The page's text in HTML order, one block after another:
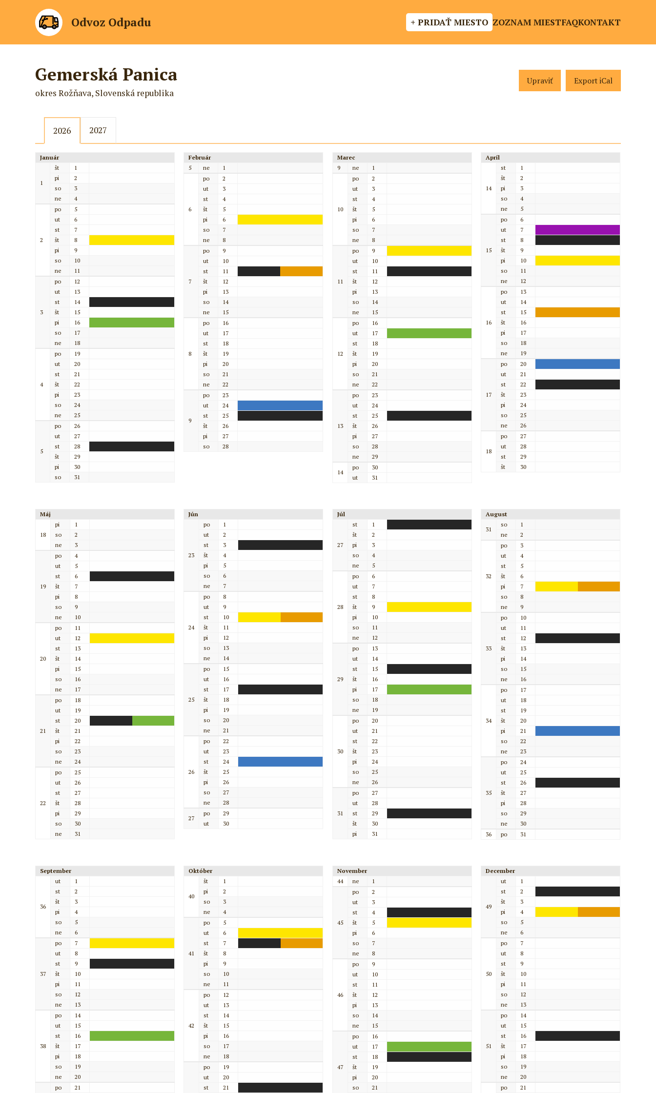
Odvoz Odpadu + PRIDAŤ MIESTO ZOZNAM MIESTFAQKONTAKT
Gemerská Panica
okres Rožňava, Slovenská republika
Upraviť Export iCal
2026 2027
Január
1
št
1
pi
2
so
3
ne
4
2
po
5
ut
6
st
7
št
8
pi
9
so
10
ne
11
3
po
12
ut
13
st
14
št
15
pi
16
so
17
ne
18
4
po
19
ut
20
st
21
št
22
pi
23
so
24
ne
25
5
po
26
ut
27
st
28
št
29
pi
30
so
31
Február
5
ne 1
6
po
2
ut
3
st
4
št
5
pi
6
so
7
ne
8
7
po
9
ut
10
st
11
št
12
pi
13
so
14
ne
15
8
po
16
ut
17
st
18
št
19
pi
20
so
21
ne
22
9
po
23
ut
24
st
25
št
26
pi
27
so
28
Marec
9
ne 1
10
po
2
ut
3
st
4
št
5
pi
6
so
7
ne
8
11
po
9
ut
10
st
11
št
12
pi
13
so
14
ne
15
12
po
16
ut
17
st
18
št
19
pi
20
so
21
ne
22
13
po
23
ut
24
st
25
št
26
pi
27
so
28
ne
29
14
po
30
ut
31
Apríl
14
st
1
št
2
pi
3
so
4
ne
5
15
po
6
ut
7
st
8
št
9
pi
10
so
11
ne
12
16
po
13
ut
14
st
15
št
16
pi
17
so
18
ne
19
17
po
20
ut
21
st
22
št
23
pi
24
so
25
ne
26
18
po
27
ut
28
st
29
št
30
Máj
18
pi
1
so
2
ne
3
19
po
4
ut
5
st
6
št
7
pi
8
so
9
ne
10
20
po
11
ut
12
st
13
št
14
pi
15
so
16
ne
17
21
po
18
ut
19
st
20
št
21
pi
22
so
23
ne
24
22
po
25
ut
26
st
27
št
28
pi
29
so
30
ne
31
Jún
23
po
1
ut
2
st
3
št
4
pi
5
so
6
ne
7
24
po
8
ut
9
st
10
št
11
pi
12
so
13
ne
14
25
po
15
ut
16
st
17
št
18
pi
19
so
20
ne
21
26
po
22
ut
23
st
24
št
25
pi
26
so
27
ne
28
27
po
29
ut
30
Júl
27
st
1
št
2
pi
3
so
4
ne
5
28
po
6
ut
7
st
8
št
9
pi
10
so
11
ne
12
29
po
13
ut
14
st
15
št
16
pi
17
so
18
ne
19
30
po
20
ut
21
st
22
št
23
pi
24
so
25
ne
26
31
po
27
ut
28
st
29
št
30
pi
31
August
31
so
1
ne
2
32
po
3
ut
4
st
5
št
6
pi
7
so
8
ne
9
33
po
10
ut
11
st
12
št
13
pi
14
so
15
ne
16
34
po
17
ut
18
st
19
št
20
pi
21
so
22
ne
23
35
po
24
ut
25
st
26
št
27
pi
28
so
29
ne
30
36
po 31
September
36
ut
1
st
2
št
3
pi
4
so
5
ne
6
37
po
7
ut
8
st
9
št
10
pi
11
so
12
ne
13
38
po
14
ut
15
st
16
št
17
pi
18
so
19
ne
20
po
21
Október
40
št
1
pi
2
so
3
ne
4
41
po
5
ut
6
st
7
št
8
pi
9
so
10
ne
11
42
po
12
ut
13
st
14
št
15
pi
16
so
17
ne
18
po
19
ut
20
st
21
November
44
ne 1
45
po
2
ut
3
st
4
št
5
pi
6
so
7
ne
8
46
po
9
ut
10
st
11
št
12
pi
13
so
14
ne
15
47
po
16
ut
17
st
18
št
19
pi
20
so
21
December
49
ut
1
st
2
št
3
pi
4
so
5
ne
6
50
po
7
ut
8
st
9
št
10
pi
11
so
12
ne
13
51
po
14
ut
15
st
16
št
17
pi
18
so
19
ne
20
po
21